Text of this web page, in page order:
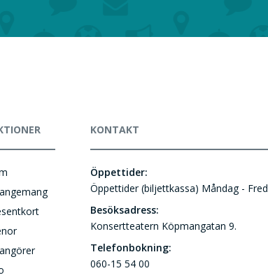
KONTAKT
Öppettider:
Öppettider (biljettkassa) Måndag -
Besöksadress:
Konsertteatern Köpmangatan 9.
Telefonbokning:
060-15 54 00